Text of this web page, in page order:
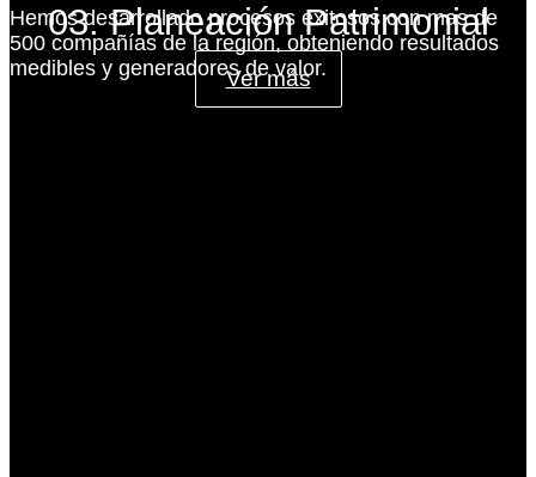
03. Planeación Patrimonial
Ver más
Hemos desarrollado procesos exitosos con mas de
500 compañías de la región, obteniendo resultados
medibles y generadores de valor.